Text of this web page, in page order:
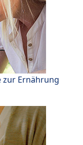
Ernährung